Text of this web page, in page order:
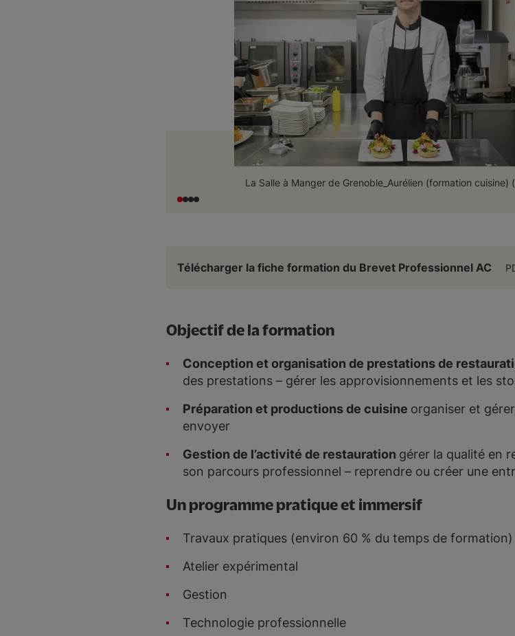
La Salle à Manger de Grenoble_Aurélien (formation
Télécharger la fiche formation du Brevet Professionnel AC
Objectif de la formation
Conception et organisation de prestations de
des prestations – gérer les approvisionnements et les
Préparation et productions de cuisine organiser et
envoyer
Gestion de l’activité de restauration gérer la qualité en
son parcours professionnel – reprendre ou créer une
Un programme pratique et immersif
Travaux pratiques (environ 60 % du temps de formation)
Atelier expérimental
Gestion
Technologie professionnelle